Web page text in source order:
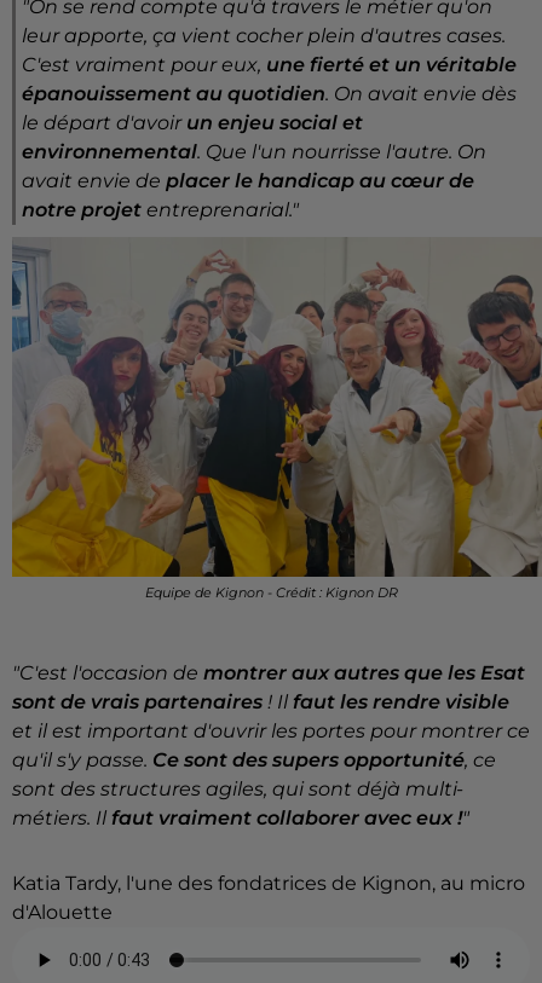
"On se rend compte qu'à travers le métier qu'on
leur apporte, ça vient cocher plein d'autres cases.
C'est vraiment pour eux, une fierté et un véritable
épanouissement au quotidien. On avait envie dès
le départ d'avoir un enjeu social et
environnemental. Que l'un nourrisse l'autre. On
avait envie de placer le handicap au cœur de
notre projet entreprenarial."
Equipe de Kignon - Crédit : Kignon DR
"C'est l'occasion de montrer aux autres que les Esat
sont de vrais partenaires ! Il faut les rendre visible
et il est important d'ouvrir les portes pour montrer ce
qu'il s'y passe. Ce sont des supers opportunité, ce
sont des structures agiles, qui sont déjà multi-
métiers. Il faut vraiment collaborer avec eux !"
Katia Tardy, l'une des fondatrices de Kignon, au micro
d'Alouette